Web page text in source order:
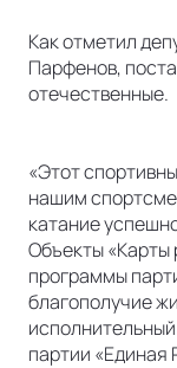
Как отметил
Парфенов,
отечественные.
«Этот
нашим
катание
Объекты
программы
благополучие
партии «Единая